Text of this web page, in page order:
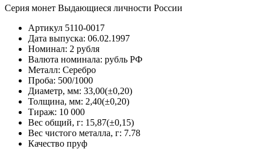
Серия монет Выдающиеся личности России
Артикул 5110-0017
Дата выпуска: 06.02.1997
Номинал: 2 рубля
Валюта номинала: рубль РФ
Металл: Серебро
Проба: 500/1000
Диаметр, мм: 33,00(±0,20)
Толщина, мм: 2,40(±0,20)
Тираж: 10 000
Вес общий, г: 15,87(±0,15)
Вес чистого металла, г: 7.78
Качество пруф